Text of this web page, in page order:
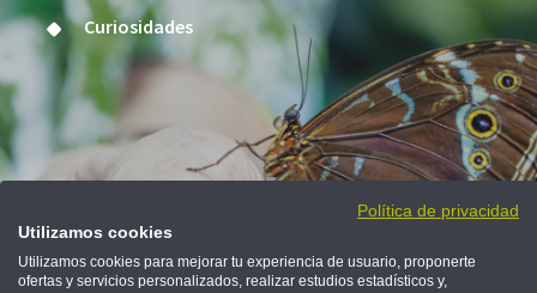
Curiosidades
5 de cada 10.000
Política de privacidad
Utilizamos cookies
Utilizamos cookies para mejorar tu experiencia de usuario, proponerte
ofertas y servicios personalizados, realizar estudios estadísticos y,